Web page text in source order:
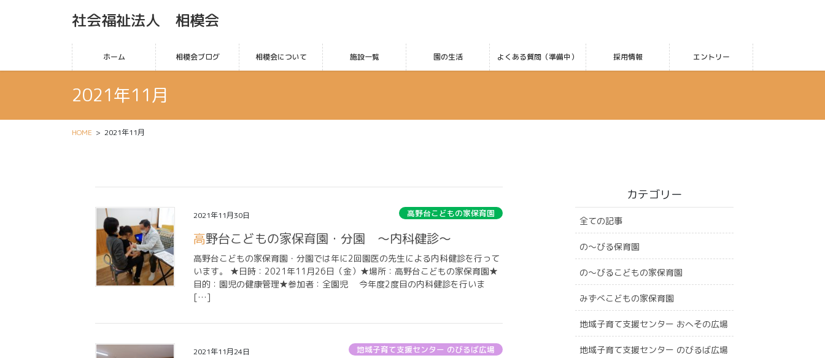
社会福祉法人 相模会
ホーム 相模会ブログ 相模会について 施設一覧 園の生活 よくある質問（準備中） 採用情報 エントリー
2021年11月
HOME 2021年11月
2021年11月30日 高野台こどもの家保育園
高野台こどもの家保育園・分園 ～内科健診～
高野台こどもの家保育園・分園では年に2回園医の先生による内科健診を行って
います。 ★日時：2021年11月26日（金）★場所：高野台こどもの家保育園★
目的：園児の健康管理★参加者：全園児 今年度2度目の内科健診を行いま
[…]
2021年11月24日 地域子育て支援センター のびるば広場
カテゴリー
全ての記事
の〜びる保育園
の〜びるこどもの家保育園
みずべこどもの家保育園
地域子育て支援センター おへその広場
地域子育て支援センター のびるば広場